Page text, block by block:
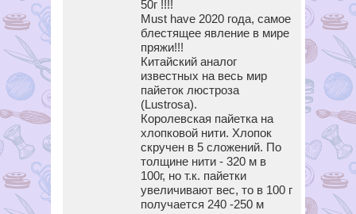
50г !!!!
Must have 2020 года, самое
блестящее явление в мире
пряжи!!!
Китайский аналог
известных на весь мир
пайеток люстроза
(Lustrosa).
Королевская пайетка на
хлопковой нити. Хлопок
скручен в 5 сложений. По
толщине нити - 320 м в
100г, но т.к. пайетки
увеличивают вес, то в 100 г
получается 240 -250 м